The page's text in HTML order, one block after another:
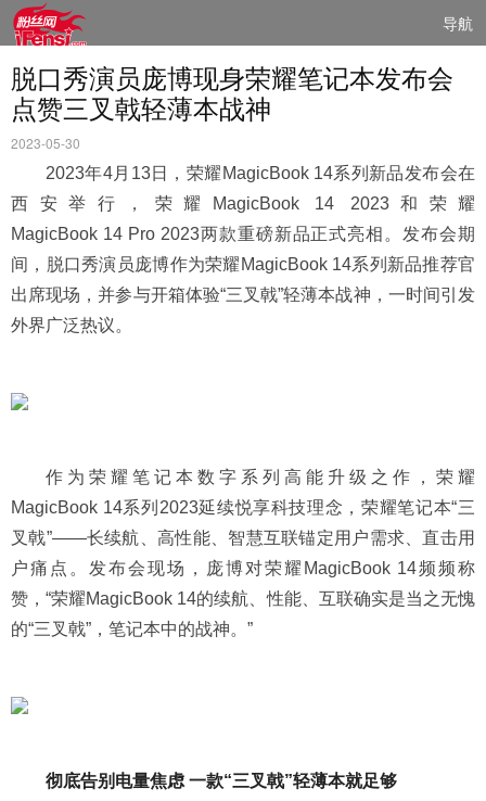
导航
脱口秀演员庞博现身荣耀笔记本发布会
点赞三叉戟轻薄本战神
2023-05-30
2023年4月13日，荣耀MagicBook 14系列新品发布会在
西安举行，荣耀MagicBook 14 2023和荣耀
MagicBook 14 Pro 2023两款重磅新品正式亮相。发布会期
间，脱口秀演员庞博作为荣耀MagicBook 14系列新品推荐官
出席现场，并参与开箱体验“三叉戟”轻薄本战神，一时间引发
外界广泛热议。
作为荣耀笔记本数字系列高能升级之作，荣耀
MagicBook 14系列2023延续悦享科技理念，荣耀笔记本“三
叉戟”——长续航、高性能、智慧互联锚定用户需求、直击用
户痛点。发布会现场，庞博对荣耀MagicBook 14频频称
赞，“荣耀MagicBook 14的续航、性能、互联确实是当之无愧
的“三叉戟”，笔记本中的战神。”
彻底告别电量焦虑 一款“三叉戟”轻薄本就足够